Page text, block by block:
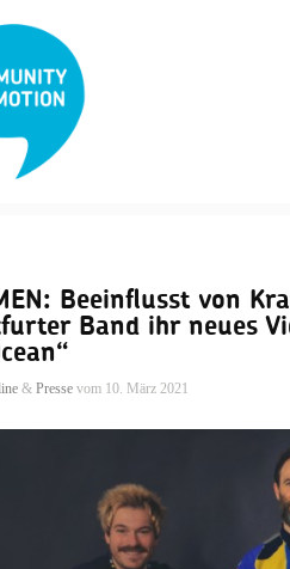
Beeinflusst von
Band ihr neues
& Presse vom 10. März 2021